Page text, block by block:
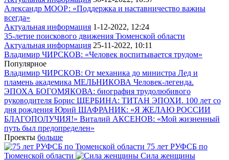
Александр МООР: «Поддержка и наставничество важны
всегда»
Актуальная информация 1-12-2022, 12:24
35-летие поискового движения Тюменской области
Актуальная информация 25-11-2022, 10:11
Владимир ЧИРСКОВ: «Человек воспитывается трудом»
Популярное
Владимир ЧИРСКОВ: От механика до министра Лед и
пламень академика МЕЛЬНИКОВА Человек-легенда.
ЭПОХА БОГОМЯКОВА: биография трудолюбивого
руководителя Борис ЩЕРБИНА: ТИТАН ЭПОХИ. 100 лет со
дня рождения Юрий ШАФРАНИК: «Я ЖЕЛАЮ РОССИИ
БЛАГОПОЛУЧИЯ!» Виталий АКСЕНОВ: «Мой жизненный
путь был предопределен»
Проекты больше
75 лет РУФСБ по
Тюменской области
Сила женщины